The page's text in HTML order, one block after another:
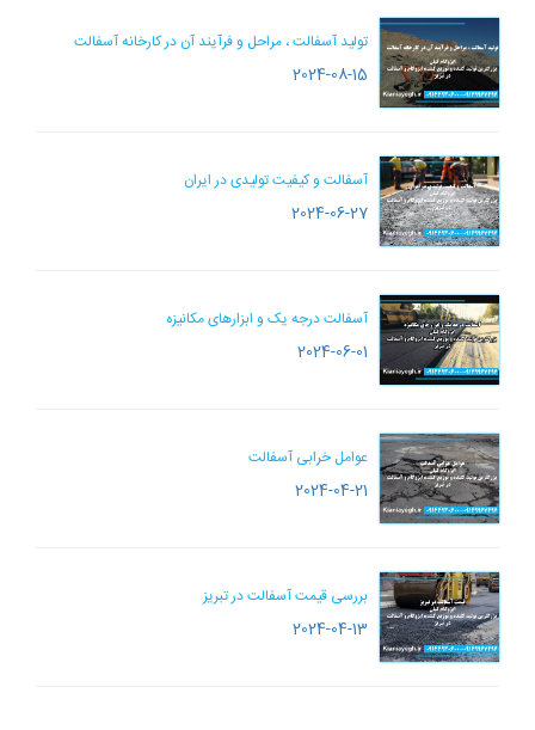
تولید آسفالت ، مراحل و فرآیند آن در کارخانه آسفالت
2024-08-15
آسفالت و کیفیت تولیدی در ایران
2024-06-27
آسفالت درجه یک و ابزارهای مکانیزه
2024-06-01
عوامل خرابی آسفالت
2024-04-21
بررسی قیمت آسفالت در تبریز
2024-04-13